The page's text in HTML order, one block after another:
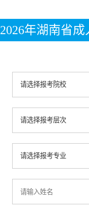
2026年湖南省